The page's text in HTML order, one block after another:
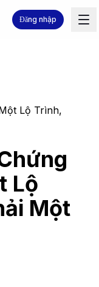
Đăng nhập
Lộ Trình,
Lộ
Một